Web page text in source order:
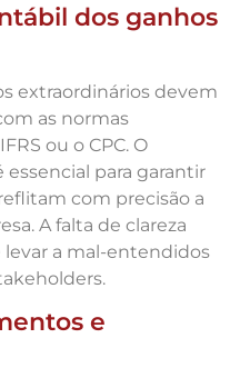
dos ganhos
extraordinários devem
as normas
ou o CPC. O
para garantir
com precisão a
A falta de clareza
a mal-entendidos
e